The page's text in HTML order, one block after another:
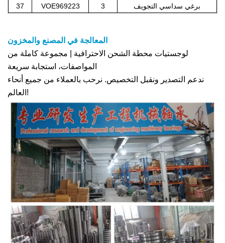
37
VOE969223 3 برغي سداسي التجويف
المعالجة في المصنع والمخزون
لوجستيات محطة الشحن الاحترافية | مجموعة كاملة من
المواصفات، استجابة سريعة
ندعم التصدير ونقبل التخصيص. نرحب بالعملاء من جميع أنحاء
العالم!